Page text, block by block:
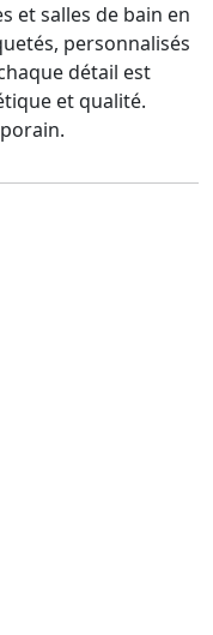
et salles de bain en
personnalisés
détail est
et qualité.